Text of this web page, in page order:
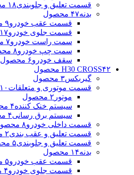
قسمت تعلیق و جلوبندی۱۸ محصول
بدنه۴۷ محصول
قسمت عقب خودرو۹ محصول
قسمت جلوی خودرو۱۷ محصول
سمت راست خودرو۷ محصول
سمت چپ خودرو۸ محصول
سقف خودرو۶ محصول
H30 CROSS۴۲ محصول
گیربکس۳ محصول
قسمت موتوری و متعلقات ۱۰ محصول
موتور ۲ محصول
سیستم خنک کننده۴ محصول
سیستم برق رسانی۴ محصول
قسمت داخلی خودرو۸ محصول
قسمت تعلیق و عقب بندی۲ محصول
قسمت تعلیق و جلوبندی۵ محصول
بدنه۱۴ محصول
قسمت عقب خودرو۵ محصول
قسمت جلوی خودرو۴ محصول